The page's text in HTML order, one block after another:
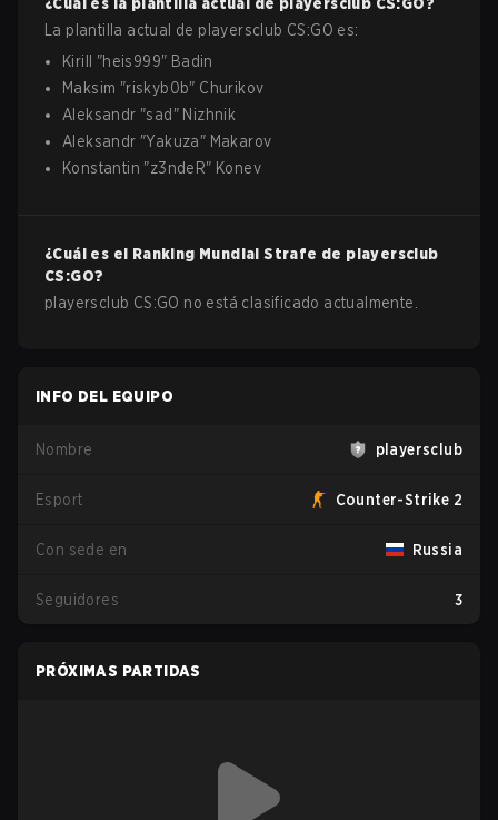
La plantilla actual de playersclub CS:GO es:
Kirill
"heis999" Badin
Maksim "riskyb0b" Churikov
Aleksandr "sad " Nizhnik
Aleksandr "Yakuza" Makarov
Konstantin "z3ndeR" Konev
¿Cuál es el Ranking Mundial Strafe de playersclub
CS:GO?
playersclub CS:GO no está clasificado actualmente.
INFO DEL EQUIPO
Nombre playersclub
Esport Counter-Strike 2
Con sede en Russia
Seguidores 3
PRÓXIMAS PARTIDAS